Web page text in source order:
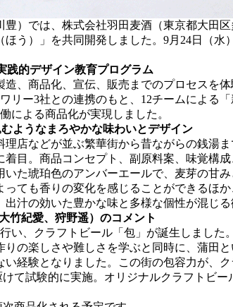
）では、株式会社羽田麦酒（東京都大田
う）」を共同開発しました。9月24日（
践的デザイン教育プログラム
商品化、宣伝、販売までのプロセスを
リー3社との連携のもと、12チームによ
による商品化が実現しました。
ようなまろやかな味わいとデザイン
などが並ぶ繁華街から昔ながらの銭湯
目。商品コンセプト、副原料案、味覚構
た琥珀色のアンバーエールで、麦芽の甘
ても香りの変化を感じることができるほ
汁の効いた豊かな味と多様な個性が混じ
竹紀愛、狩野遥）のコメント
い、クラフトビール「包」が誕生しまし
の楽しさや難しさを学ぶと同時に、蒲田
経験となりました。この街の包容力が、
て試験的に実施。オリジナルクラフトビ